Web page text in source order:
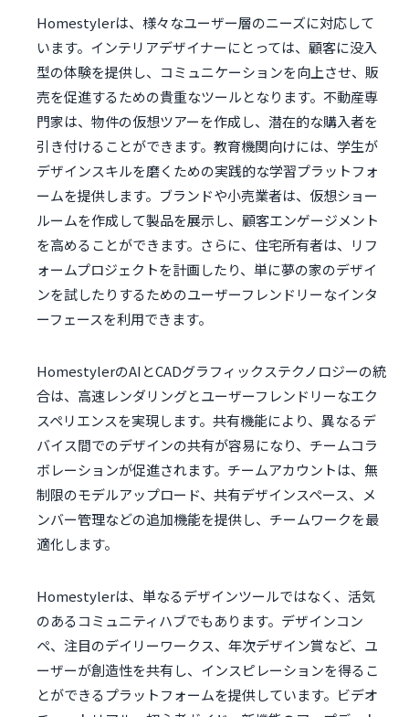
Homestylerは、様々なユーザー層のニーズに対応して
います。インテリアデザイナーにとっては、顧客に没入
型の体験を提供し、コミュニケーションを向上させ、販
売を促進するための貴重なツールとなります。不動産専
門家は、物件の仮想ツアーを作成し、潜在的な購入者を
引き付けることができます。教育機関向けには、学生が
デザインスキルを磨くための実践的な学習プラットフォ
ームを提供します。ブランドや小売業者は、仮想ショー
ルームを作成して製品を展示し、顧客エンゲージメント
を高めることができます。さらに、住宅所有者は、リフ
ォームプロジェクトを計画したり、単に夢の家のデザイ
ンを試したりするためのユーザーフレンドリーなインタ
ーフェースを利用できます。
HomestylerのAIとCADグラフィックステクノロジーの統
合は、高速レンダリングとユーザーフレンドリーなエク
スペリエンスを実現します。共有機能により、異なるデ
バイス間でのデザインの共有が容易になり、チームコラ
ボレーションが促進されます。チームアカウントは、無
制限のモデルアップロード、共有デザインスペース、メ
ンバー管理などの追加機能を提供し、チームワークを最
適化します。
Homestylerは、単なるデザインツールではなく、活気
のあるコミュニティハブでもあります。デザインコン
ペ、注目のデイリーワークス、年次デザイン賞など、ユ
ーザーが創造性を共有し、インスピレーションを得るこ
とができるプラットフォームを提供しています。ビデオ